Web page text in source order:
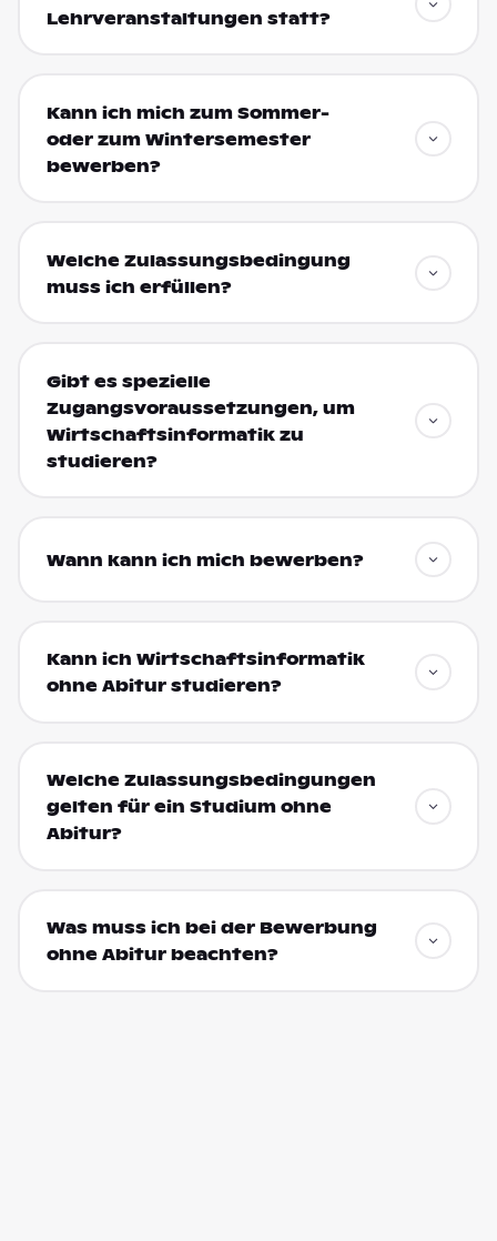
Lehrveranstaltungen statt?
Kann ich mich zum Sommer-
oder zum Wintersemester
bewerben?
Welche Zulassungsbedingung
muss ich erfüllen?
Gibt es spezielle
Zugangsvoraussetzungen, um
Wirtschaftsinformatik zu
studieren?
Wann kann ich mich bewerben?
Kann ich Wirtschaftsinformatik
ohne Abitur studieren?
Welche Zulassungsbedingungen
gelten für ein Studium ohne
Abitur?
Was muss ich bei der Bewerbung
ohne Abitur beachten?